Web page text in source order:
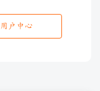
用户中心